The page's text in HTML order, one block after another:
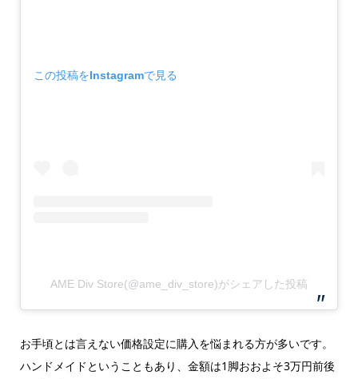
この投稿をInstagramで見る
AME Div Store(@ame_div_store)がシェアした投稿
お手頃とは言えない価格設定に購入を悩まれる方が多いです。
ハンドメイドということもあり、金額は1脚おおよそ3万円前後